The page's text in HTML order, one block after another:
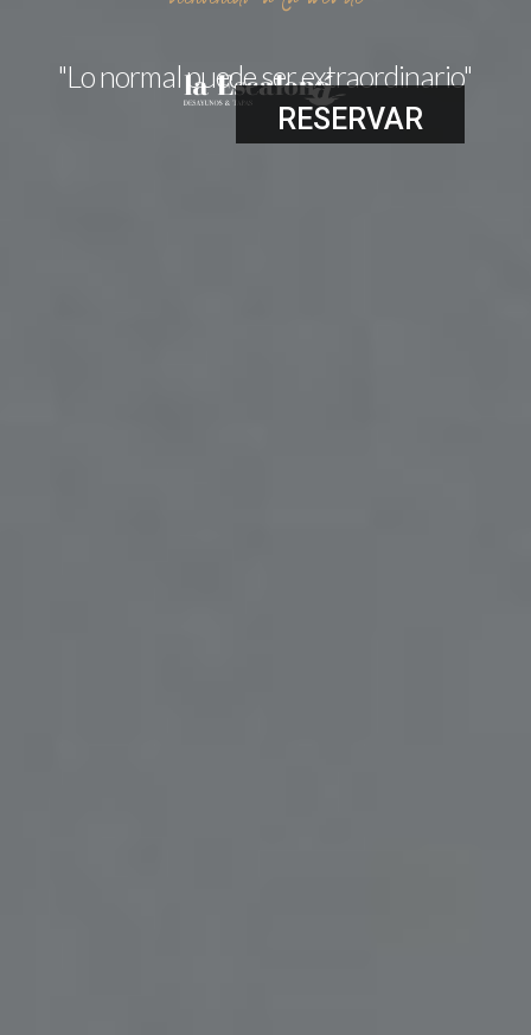
"Lo normal puede ser extraordinario"
RESERVAR